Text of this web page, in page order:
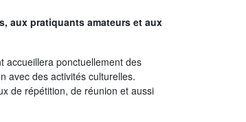
aux pratiquants amateurs et aux
accueillera ponctuellement des
avec des activités culturelles.
de répétition, de réunion et aussi